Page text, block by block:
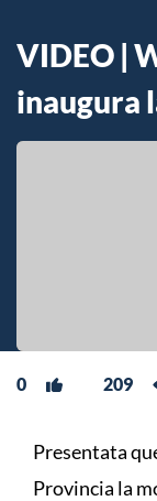
VIDEO |
inaugura
0 209
Presentata
Provincia la